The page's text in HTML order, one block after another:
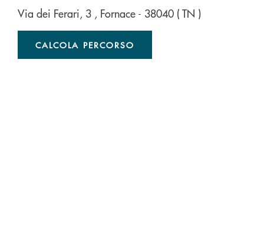
Via dei Ferari, 3 , Fornace - 38040 ( TN )
CALCOLA PERCORSO